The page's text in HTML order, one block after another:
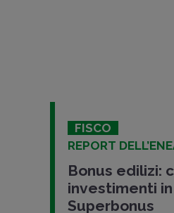
FISCO
REPORT
Bonus edilizi:
investimenti
Superbonus